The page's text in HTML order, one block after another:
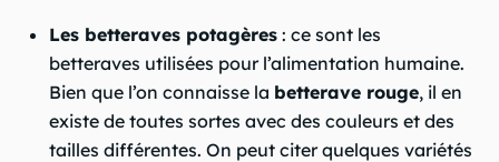
Les betteraves potagères : ce sont les
betteraves utilisées pour l’alimentation humaine.
Bien que l’on connaisse la betterave rouge, il en
existe de toutes sortes avec des couleurs et des
tailles différentes. On peut citer quelques variétés